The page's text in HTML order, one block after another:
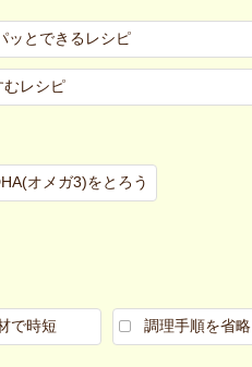
ッとできるレシピ
むレシピ
オメガ3)をとろう
で時短 調理手順を省略